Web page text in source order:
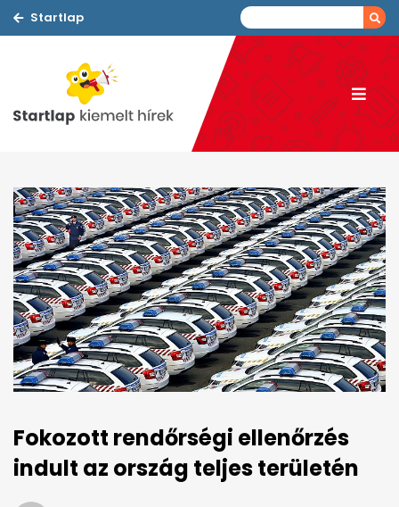
Startlap
Fokozott rendőrségi ellenőrzés
indult az ország teljes területén